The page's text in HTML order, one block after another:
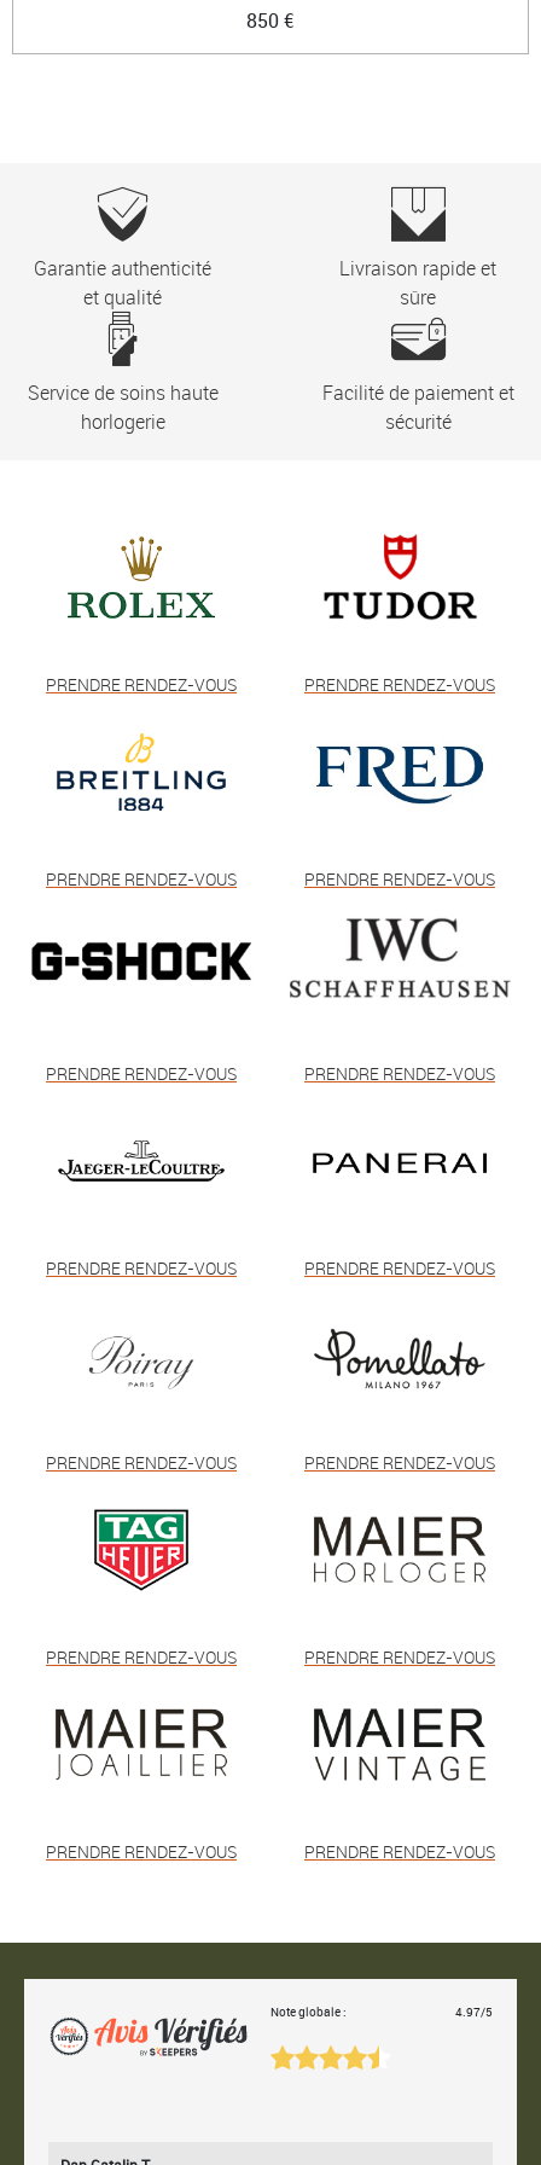
850 €
Garantie authenticité
et qualité
Livraison rapide et
sûre
Service de soins haute
horlogerie
Facilité de paiement et
sécurité
PRENDRE RENDEZ-VOUS PRENDRE RENDEZ-VOUS
PRENDRE RENDEZ-VOUS PRENDRE RENDEZ-VOUS
PRENDRE RENDEZ-VOUS PRENDRE RENDEZ-VOUS
PRENDRE RENDEZ-VOUS PRENDRE RENDEZ-VOUS
PRENDRE RENDEZ-VOUS PRENDRE RENDEZ-VOUS
PRENDRE RENDEZ-VOUS PRENDRE RENDEZ-VOUS
PRENDRE RENDEZ-VOUS PRENDRE RENDEZ-VOUS
Note globale : 4.97/5